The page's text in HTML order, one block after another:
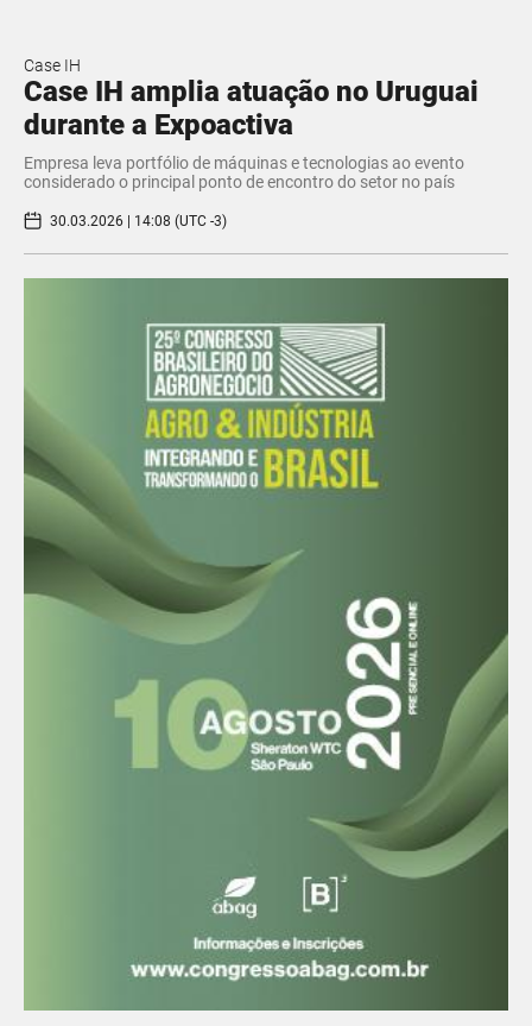
Case IH
Case IH amplia atuação no Uruguai
durante a Expoactiva
Empresa leva portfólio de máquinas e tecnologias ao evento
considerado o principal ponto de encontro do setor no país
30.03.2026 | 14:08 (UTC -3)